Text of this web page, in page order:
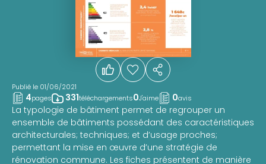
Publié le 01/06/2021
4pages 331téléchargements0J'aime 0avis
La typologie de bâtiment permet de regrouper un
ensemble de bâtiments possédant des caractéristiques
architecturales; techniques; et d’usage proches;
permettant la mise en œuvre d’une stratégie de
rénovation commune. Les fiches présentent de manière